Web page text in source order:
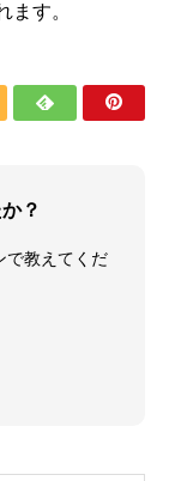
ます。
 
？
で教えてくだ